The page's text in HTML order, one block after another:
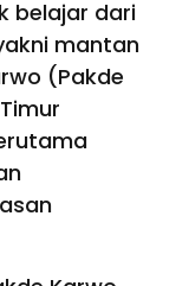
belajar dari
mantan
(Pakde